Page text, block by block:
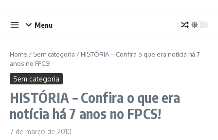
Menu
Home / Sem categoria / HISTÓRIA – Confira o que era notícia há 7
anos no FPCS!
Sem categoria
HISTÓRIA – Confira o que era
notícia há 7 anos no FPCS!
7 de março de 2010